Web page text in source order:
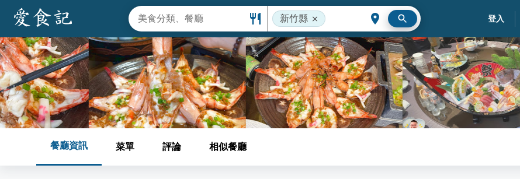
新竹縣 登入
餐廳資訊 菜單 評論 相似餐廳